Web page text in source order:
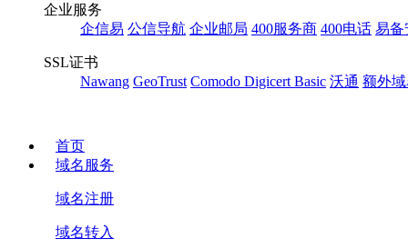
企业服务
企信易 公信导航 企业邮局 400服务商 400电话 易备
SSL证书
Nawang GeoTrust Comodo Digicert Basic 沃通 额外域
首页
域名服务
域名注册
域名转入